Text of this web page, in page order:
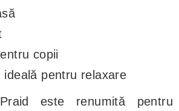
copii
ideală pentru relaxare
este renumită pentru